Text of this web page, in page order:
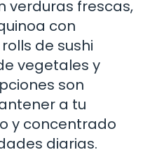
verduras frescas,
con
de sushi
vegetales y
son
a tu
y concentrado
diarias.